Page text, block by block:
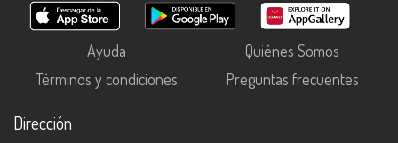
Ayuda
Quiénes Somos
Términos y condiciones
Preguntas frecuentes
Dirección